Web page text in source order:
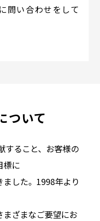
問い合わせをして
ついて
すること、お客様の
標に
した。1998年より
ざまなご要望にお